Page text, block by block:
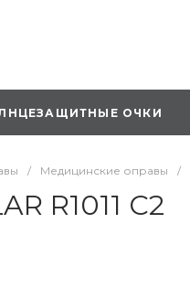
ОЧКИ
/ Медицинские оправы /
R1011 C2